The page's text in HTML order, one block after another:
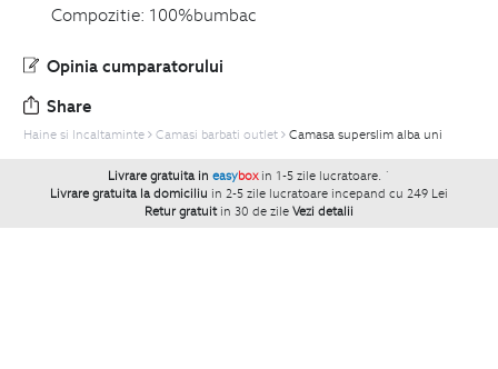
Compozitie: 100%bumbac
Opinia cumparatorului
Share
Haine si Incaltaminte Camasi barbati outlet Camasa superslim alba uni
Livrare gratuita in easybox in 1-5 zile lucratoare. `
Livrare gratuita la domiciliu in 2-5 zile lucratoare incepand cu 249 Lei
Retur gratuit in 30 de zile Vezi detalii